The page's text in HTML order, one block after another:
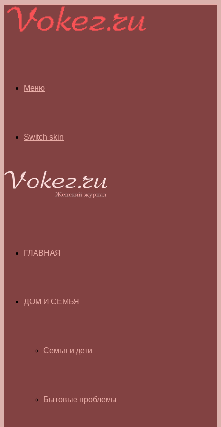
Меню
Switch skin
ГЛАВНАЯ
ДОМ И СЕМЬЯ
Семья и дети
Бытовые проблемы